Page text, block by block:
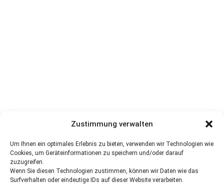
Zustimmung verwalten
Um Ihnen ein optimales Erlebnis zu bieten, verwenden wir Technologien wie
Cookies, um Geräteinformationen zu speichern und/oder darauf
zuzugreifen.
Wenn Sie diesen Technologien zustimmen, können wir Daten wie das
Surfverhalten oder eindeutige IDs auf dieser Website verarbeiten.